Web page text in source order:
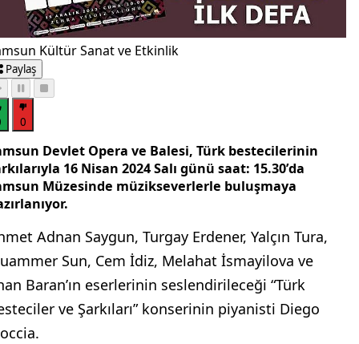
Kültür Sanat ve Etkinlik
Paylaş
0
Devlet Opera ve Balesi, Türk bestecilerinin
16 Nisan 2024 Salı günü saat: 15.30’da
Müzesinde müzikseverlerle buluşmaya
Adnan Saygun, Turgay Erdener, Yalçın Tura,
Sun, Cem İdiz, Melahat İsmayilova ve
Baran’ın eserlerinin seslendirileceği “Türk
ve Şarkıları” konserinin piyanisti Diego